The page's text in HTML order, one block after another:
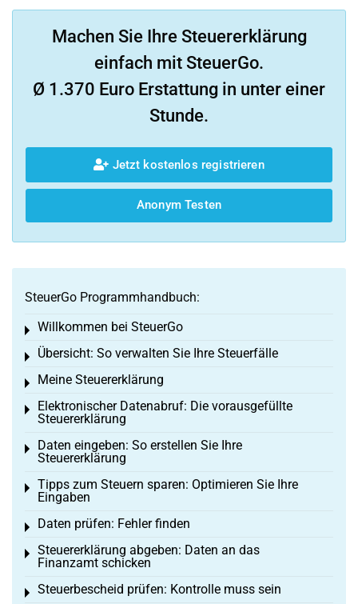
Machen Sie Ihre Steuererklärung
einfach mit SteuerGo.
Ø 1.370 Euro Erstattung in unter einer
Stunde.
Jetzt kostenlos registrieren
Anonym Testen
SteuerGo Programmhandbuch:
Willkommen bei SteuerGo
Toggle menu
Übersicht: So verwalten Sie Ihre Steuerfälle
Toggle menu
Meine Steuererklärung
Toggle menu
Elektronischer Datenabruf: Die vorausgefüllte
Steuererklärung
Toggle menu
Daten eingeben: So erstellen Sie Ihre
Steuererklärung
Toggle menu
Tipps zum Steuern sparen: Optimieren Sie Ihre
Eingaben
Toggle menu
Daten prüfen: Fehler finden
Toggle menu
Steuererklärung abgeben: Daten an das
Finanzamt schicken
Toggle menu
Steuerbescheid prüfen: Kontrolle muss sein
Toggle menu